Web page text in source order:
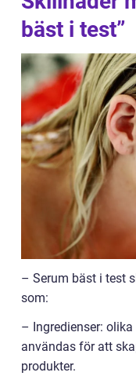
bäst i test”
– Serum bäst i test
som:
– Ingredienser:
användas för att
produkter.